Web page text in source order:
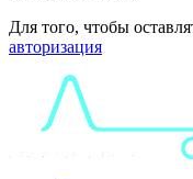
Для того, чтобы
авторизация